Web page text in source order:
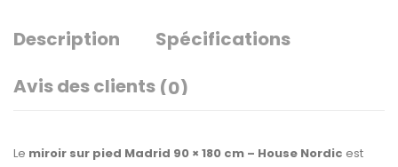
Description
Spécifications
Avis des clients (0)
Le miroir sur pied Madrid 90 × 180 cm – House Nordic est